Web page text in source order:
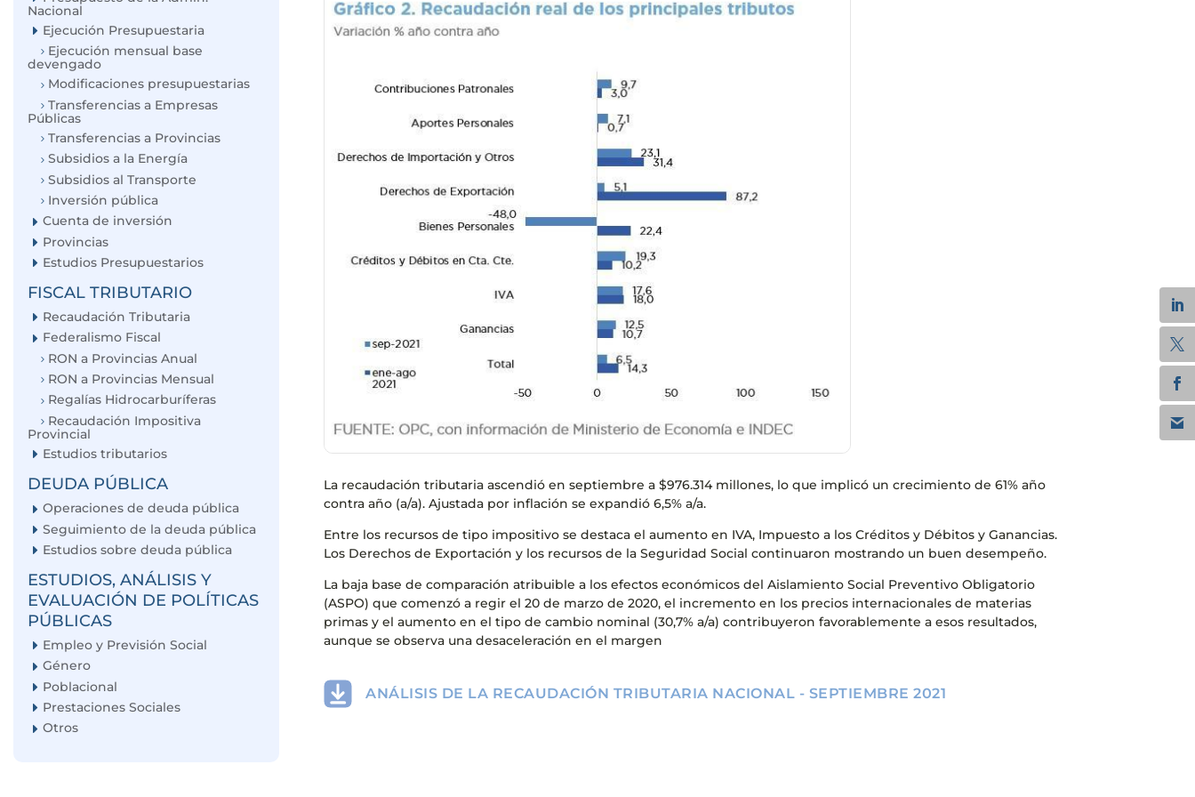
Nacional
Ejecución Presupuestaria
Ejecución mensual base
devengado
Modificaciones presupuestarias
Transferencias a Empresas
Públicas
Transferencias a Provincias
Subsidios a la Energía
Subsidios al Transporte
Inversión pública
Cuenta de inversión
Provincias
Estudios Presupuestarios
FISCAL TRIBUTARIO
Recaudación Tributaria
Federalismo Fiscal
RON a Provincias Anual
RON a Provincias Mensual
Regalías Hidrocarburíferas
Recaudación Impositiva
Provincial
Estudios tributarios
DEUDA PÚBLICA
Operaciones de deuda pública
Seguimiento de la deuda pública
Estudios sobre deuda pública
ESTUDIOS, ANÁLISIS Y
EVALUACIÓN DE POLÍTICAS
PÚBLICAS
Empleo y Previsión Social
Género
Poblacional
Prestaciones Sociales
Otros
La recaudación tributaria ascendió en septiembre a $976.314 millones, lo que implicó un crecimiento de 61% año
contra año (a/a). Ajustada por inflación se expandió 6,5% a/a.
Entre los recursos de tipo impositivo se destaca el aumento en IVA, Impuesto a los Créditos y Débitos y Ganancias.
Los Derechos de Exportación y los recursos de la Seguridad Social continuaron mostrando un buen desempeño.
La baja base de comparación atribuible a los efectos económicos del Aislamiento Social Preventivo Obligatorio
(ASPO) que comenzó a regir el 20 de marzo de 2020, el incremento en los precios internacionales de materias
primas y el aumento en el tipo de cambio nominal (30,7% a/a) contribuyeron favorablemente a esos resultados,
aunque se observa una desaceleración en el margen
ANÁLISIS DE LA RECAUDACIÓN TRIBUTARIA NACIONAL - SEPTIEMBRE 2021